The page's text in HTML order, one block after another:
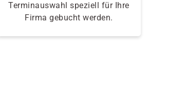
Terminauswahl speziell für Ihre
Firma gebucht werden.